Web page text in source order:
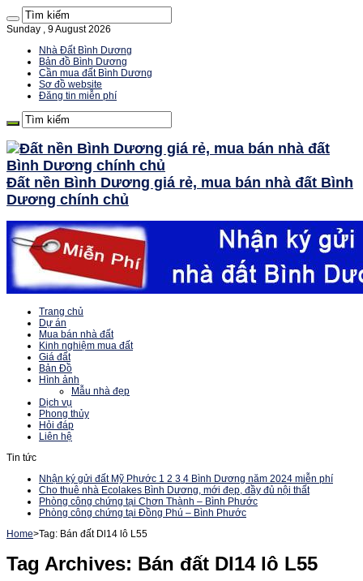
Sunday , 9 August 2026
Nhà Đất Bình Dương
Bản đồ Bình Dương
Cần mua đất Bình Dương
Sơ đồ website
Đăng tin miễn phí
Đất nền Bình Dương giá rẻ, mua bán nhà đất Bình
Dương chính chủ
Trang chủ
Dự án
Mua bán nhà đất
Kinh nghiệm mua đất
Giá đất
Bản Đồ
Hình ảnh
Mẫu nhà đẹp
Dịch vụ
Phong thủy
Hỏi đáp
Liên hệ
Tin tức
Nhận ký gửi đất Mỹ Phước 1 2 3 4 Bình Dương năm 2024 miễn phí
Cho thuê nhà Ecolakes Bình Dương, mới đẹp, đầy đủ nội thất
Phòng công chứng tại Chơn Thành – Bình Phước
Phòng công chứng tại Đồng Phú – Bình Phước
Home>Tag: Bán đất Dl14 lô L55
Tag Archives: Bán đất Dl14 lô L55